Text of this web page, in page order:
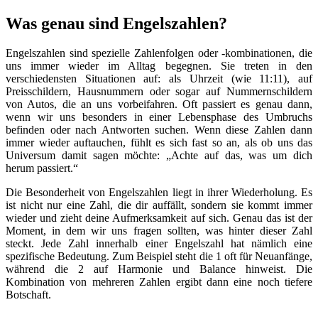
Was genau sind Engelszahlen?
Engelszahlen sind spezielle Zahlenfolgen oder -kombinationen, die
uns immer wieder im Alltag begegnen. Sie treten in den
verschiedensten Situationen auf: als Uhrzeit (wie 11:11), auf
Preisschildern, Hausnummern oder sogar auf Nummernschildern
von Autos, die an uns vorbeifahren. Oft passiert es genau dann,
wenn wir uns besonders in einer Lebensphase des Umbruchs
befinden oder nach Antworten suchen. Wenn diese Zahlen dann
immer wieder auftauchen, fühlt es sich fast so an, als ob uns das
Universum damit sagen möchte: „Achte auf das, was um dich
herum passiert.“
Die Besonderheit von Engelszahlen liegt in ihrer Wiederholung. Es
ist nicht nur eine Zahl, die dir auffällt, sondern sie kommt immer
wieder und zieht deine Aufmerksamkeit auf sich. Genau das ist der
Moment, in dem wir uns fragen sollten, was hinter dieser Zahl
steckt. Jede Zahl innerhalb einer Engelszahl hat nämlich eine
spezifische Bedeutung. Zum Beispiel steht die 1 oft für Neuanfänge,
während die 2 auf Harmonie und Balance hinweist. Die
Kombination von mehreren Zahlen ergibt dann eine noch tiefere
Botschaft.